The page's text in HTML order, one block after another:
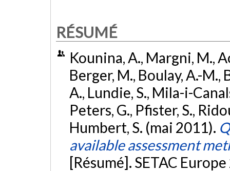
RÉSUMÉ
Kounina, A., Margni, M.,
Berger, M., Boulay, A.-M.,
A., Lundie, S., Mila-i-
Peters, G., Pfister, S.,
Humbert, S. (mai 2011).
available assessment
[Résumé]. SETAC